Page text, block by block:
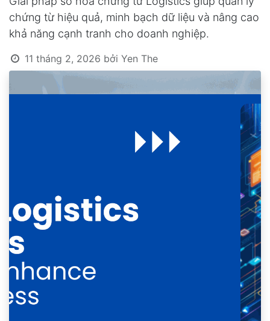
chứng từ hiệu quả, minh bạch dữ liệu và nâng cao
khả năng cạnh tranh cho doanh nghiệp.
11 tháng 2, 2026 bởi Yen The